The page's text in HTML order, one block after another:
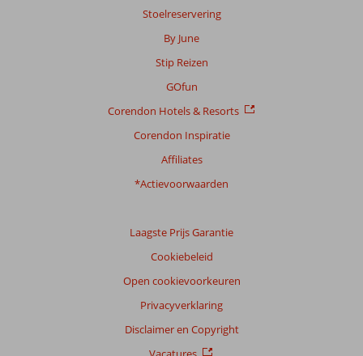
Stoelreservering
By June
Stip Reizen
GOfun
Corendon Hotels & Resorts
Corendon Inspiratie
Affiliates
*Actievoorwaarden
Laagste Prijs Garantie
Cookiebeleid
Open cookievoorkeuren
Privacyverklaring
Disclaimer en Copyright